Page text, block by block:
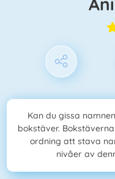
Kan du gissa
bokstäver.
ordning att stava
nivåer av